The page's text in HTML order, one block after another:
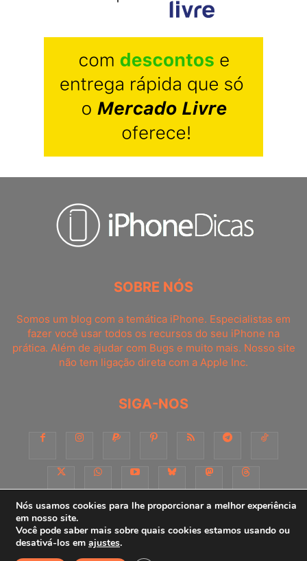
SOBRE NÓS
Somos um blog com a temática iPhone. Especialistas em
fazer você usar todos os recursos do seu iPhone na
prática. Além de ajudar com Bugs e muito mais. Nosso site
não tem ligação direta com a Apple Inc.
SIGA-NOS
Sobre Contato Apoie-nos!
Nós usamos cookies para lhe proporcionar a melhor experiência
em nosso site.
Você pode saber mais sobre quais cookies estamos usando ou
desativá-los em ajustes.